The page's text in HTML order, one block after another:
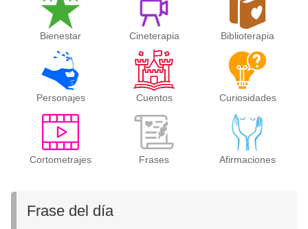
Bienestar Cineterapia Biblioterapia
Personajes Cuentos Curiosidades
Cortometrajes Frases Afirmaciones
Frase del día